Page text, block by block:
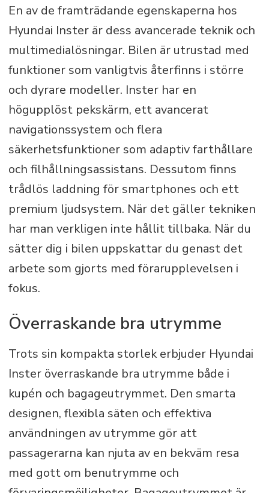
En av de framträdande egenskaperna hos
Hyundai Inster är dess avancerade teknik och
multimedialösningar. Bilen är utrustad med
funktioner som vanligtvis återfinns i större
och dyrare modeller. Inster har en
högupplöst pekskärm, ett avancerat
navigationssystem och flera
säkerhetsfunktioner som adaptiv farthållare
och filhållningsassistans. Dessutom finns
trådlös laddning för smartphones och ett
premium ljudsystem. När det gäller tekniken
har man verkligen inte hållit tillbaka. När du
sätter dig i bilen uppskattar du genast det
arbete som gjorts med förarupplevelsen i
fokus.
Överraskande bra utrymme
Trots sin kompakta storlek erbjuder Hyundai
Inster överraskande bra utrymme både i
kupén och bagageutrymmet. Den smarta
designen, flexibla säten och effektiva
användningen av utrymme gör att
passagerarna kan njuta av en bekväm resa
med gott om benutrymme och